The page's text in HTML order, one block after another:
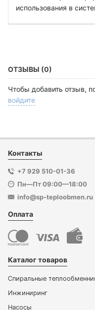
использования в
ОТЗЫВЫ (0)
Чтобы добавить отзыв,
войдите
Контакты
+7 929 510-01-36
Пн—Пт 09:00—18:00
info@sp-teploobmen.ru
Оплата
Каталог товаров
Спиральные
Инжиниринг
Насосы